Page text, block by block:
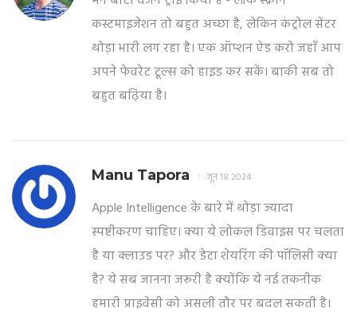
कस्टमाइजेशन तो बहुत अच्छा है, लेकिन कंट्रोल सेंटर
थोड़ा भारी लग रहा है। एक ऑप्शन ऐड करो जहाँ आप
अपने फेवरेट टूल्स को हाइड कर सकें। बाकी सब तो
बहुत बढ़िया है।
Manu Tapora जून 18 2024
Apple Intelligence के बारे में थोड़ा ज्यादा
स्पष्टीकरण चाहिए। क्या ये लोकल डिवाइस पर चलता
है या क्लाउड पर? और डेटा शेयरिंग की पॉलिसी क्या
है? ये सब जानना जरूरी है क्योंकि ये नई तकनीक
हमारी प्राइवेसी को असली तौर पर बदल सकती है।